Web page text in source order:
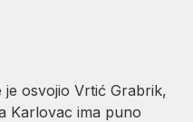
osvojio Vrtić Grabrik,
Karlovac ima puno